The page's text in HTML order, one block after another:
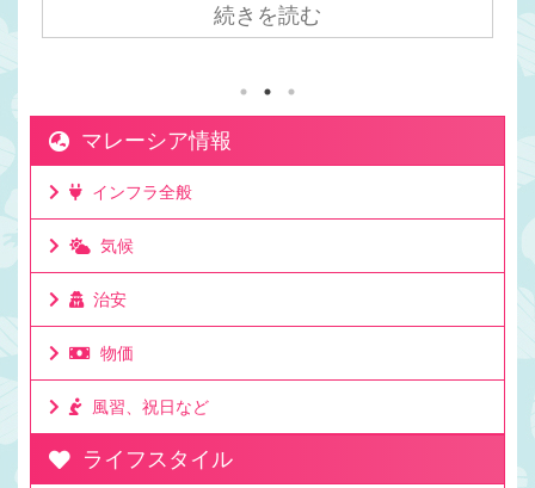
アラルンプールまで飛行機で7時間かかるけど時差は
1時間。マレーシアが移住先として人気の理由は時差
絡を取りやすい時差。移住して日本と仕事をしてい
る人もたくさんいる理由。ビジネスでリアルタイム
に連絡が取れるのは利点。ミーティングの時間も決
めやすいお昼休みの感覚も大体似た時間なのでわか
けど問題なし。時差としてはたった一時間 ...
続きを読む
マレーシア情報
インフラ全般
気候
治安
物価
風習、祝日など
ライフスタイル